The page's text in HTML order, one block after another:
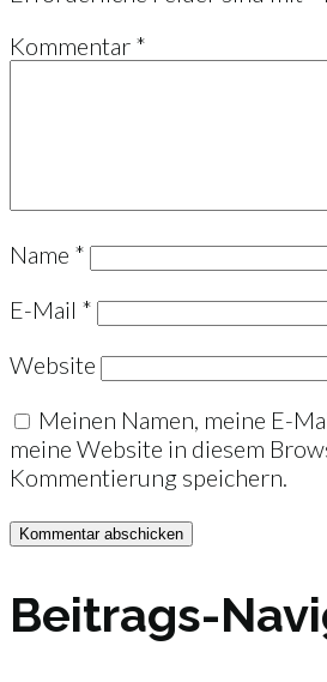
Kommentar *
Name *
E-Mail *
Website
Meinen Namen, meine E-
meine Website in diesem
Kommentierung speichern.
Beitrags-